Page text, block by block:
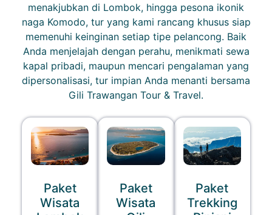
menakjubkan di Lombok, hingga pesona ikonik
naga Komodo, tur yang kami rancang khusus siap
memenuhi keinginan setiap tipe pelancong. Baik
Anda menjelajah dengan perahu, menikmati sewa
kapal pribadi, maupun mencari pengalaman yang
dipersonalisasi, tur impian Anda menanti bersama
Gili Trawangan Tour & Travel.
Paket
Wisata
Paket
Wisata
Paket
Trekking